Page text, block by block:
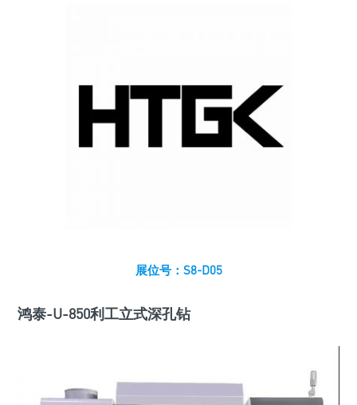
展位号：S8-D05
鸿泰-U-850利工立式深孔钻